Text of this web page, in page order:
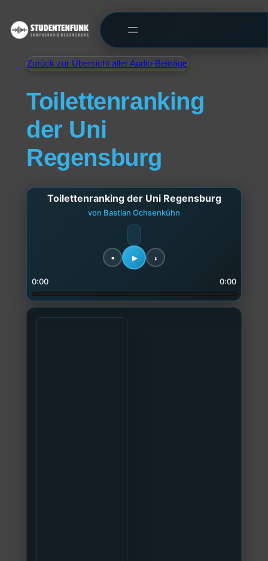
Zurück zur Übersicht aller Audio-Beiträge
Toilettenranking
der Uni
Regensburg
Toilettenranking der Uni Regensburg
von Bastian Ochsenkühn
0:00 0:00